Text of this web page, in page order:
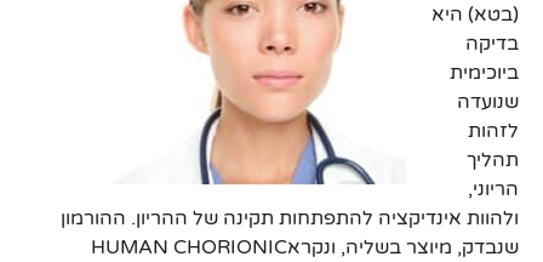
(בטא) היא
בדיקה
ביוכימית
שנועדה
לזהות
תהליך
הריוני,
ולהוות אינדיקציה להתפתחות תקינה של ההריון. ההורמון
שנבדק, מיוצר בשליה, ונקראHUMAN CHORIONIC